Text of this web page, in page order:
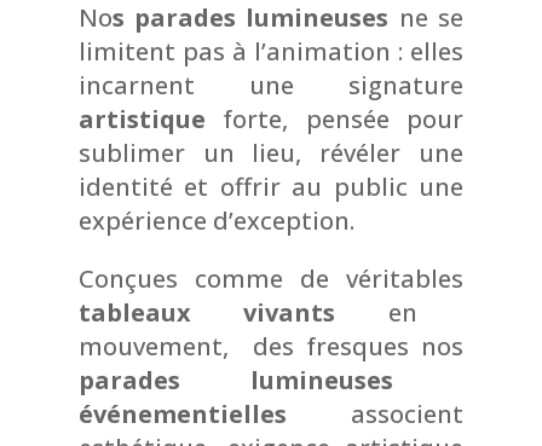
Nos parades lumineuses ne se
limitent pas à l’animation : elles
incarnent une signature
artistique forte, pensée pour
sublimer un lieu, révéler une
identité et offrir au public une
expérience d’exception.
Conçues comme de véritables
tableaux vivants en
mouvement, des fresques nos
parades lumineuses
événementielles associent